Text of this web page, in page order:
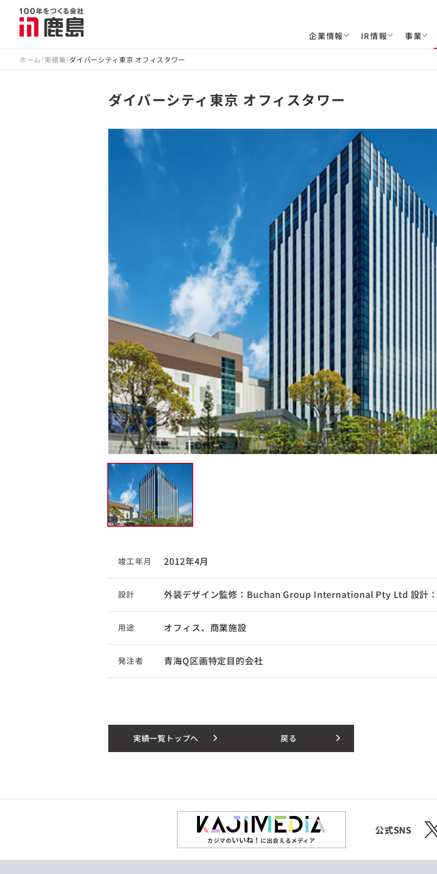
企業情報 IR情報 事業
ホーム 実績集 ダイバーシティ東京 オフィスタワー
ダイバーシティ東京 オフィスタワー
竣工年月 2012年4月
設計 外装デザイン監修：Buchan Group International Pty Ltd 設計
用途 オフィス、商業施設
発注者 青海Q区画特定目的会社
実績一覧トップへ 戻る
カジマのいいね！ に出会えるメディア
公式SNS X